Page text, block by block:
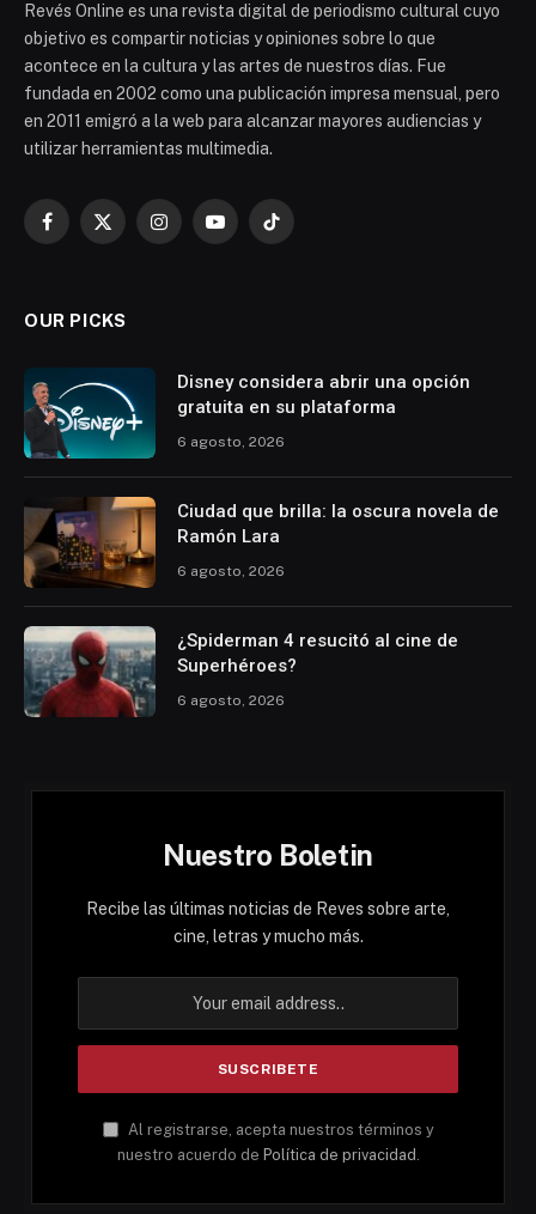
Revés Online es una revista digital de periodismo cultural cuyo
objetivo es compartir noticias y opiniones sobre lo que
acontece en la cultura y las artes de nuestros días. Fue
fundada en 2002 como una publicación impresa mensual, pero
en 2011 emigró a la web para alcanzar mayores audiencias y
utilizar herramientas multimedia.
Facebook
X
InstagramYouTubeTikTok
OUR PICKS
Disney considera abrir una opción
gratuita en su plataforma
6 agosto, 2026
Ciudad que brilla: la oscura novela de
Ramón Lara
6 agosto, 2026
¿Spiderman 4 resucitó al cine de
Superhéroes?
6 agosto, 2026
Nuestro Boletin
Recibe las últimas noticias de Reves sobre arte,
cine, letras y mucho más.
Al registrarse, acepta nuestros términos y
nuestro acuerdo de Política de privacidad .